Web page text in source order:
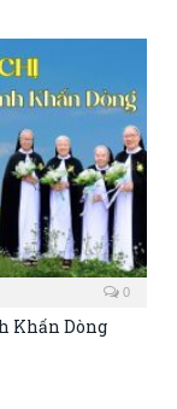
0
Khấn Dòng